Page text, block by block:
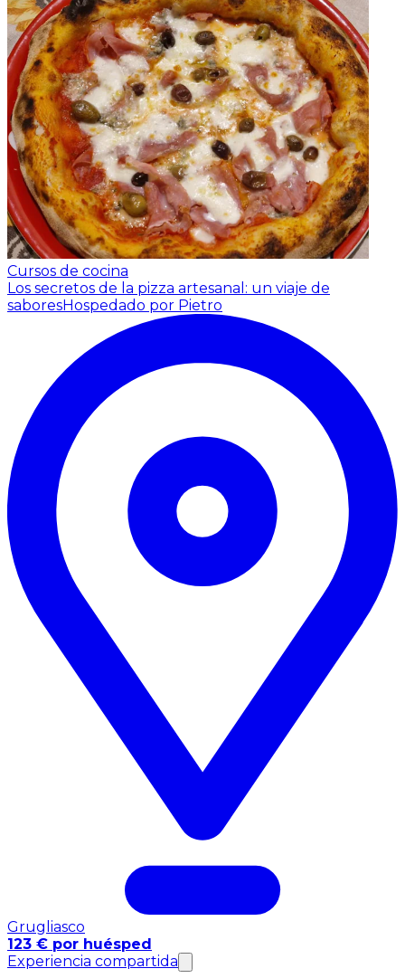
Cursos de cocina
Los secretos de la pizza artesanal: un viaje de
saboresHospedado por Pietro
Grugliasco
123 € por huésped
Experiencia compartida